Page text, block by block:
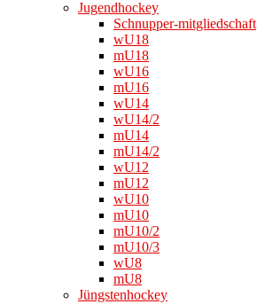
Jugendhockey
Schnupper-mitgliedschaft
wU18
mU18
wU16
mU16
wU14
wU14/2
mU14
mU14/2
wU12
mU12
wU10
mU10
mU10/2
mU10/3
wU8
mU8
Jüngstenhockey